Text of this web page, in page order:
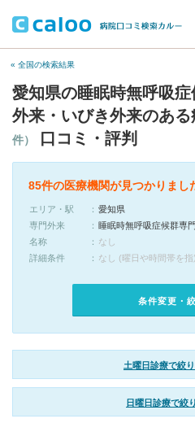
« 全国の検索結果
愛知県の睡眠時無呼吸
外来・いびき外来のあ
件）
口コミ・評判
85件の医療機関が見つかりまし
エリア・駅
愛知県
専門外来
睡眠時無呼吸症候群専
名称
なし
詳細条件
なし (曜日や時間帯を
条件変更・
土曜日診療で絞
日曜日診療で絞